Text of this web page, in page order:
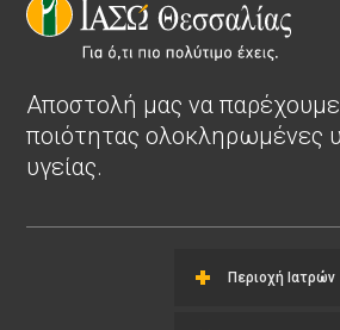
Αποστολή μας να
ποιότητας ολοκληρωμένες
υγείας.
Περιοχή Ιατρών